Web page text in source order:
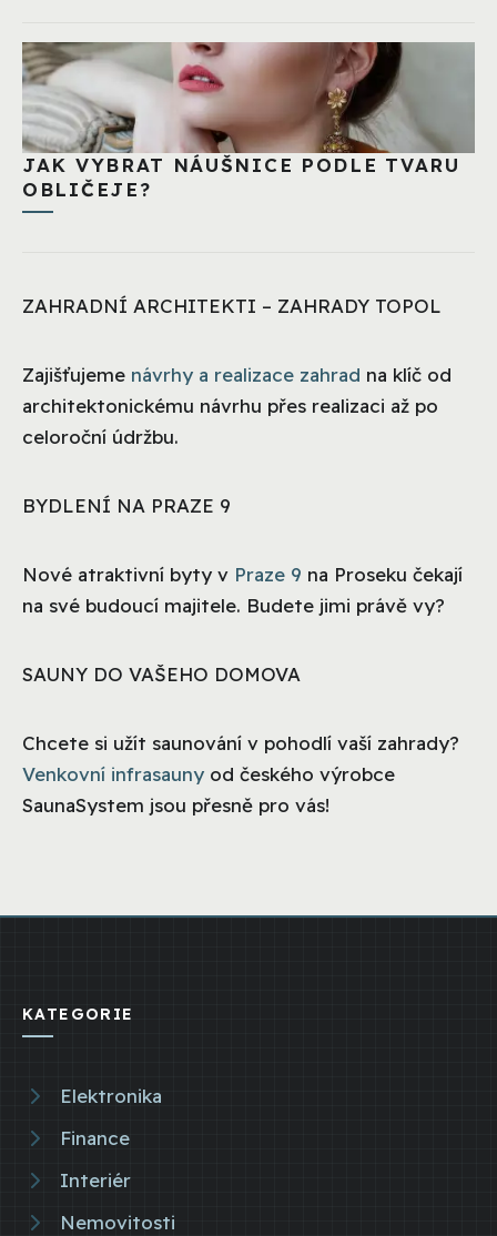
JAK VYBRAT NÁUŠNICE PODLE TVARU
OBLIČEJE?
ZAHRADNÍ ARCHITEKTI – ZAHRADY TOPOL
Zajišťujeme návrhy a realizace zahrad na klíč od
architektonickému návrhu přes realizaci až po
celoroční údržbu.
BYDLENÍ NA PRAZE 9
Nové atraktivní byty v Praze 9 na Proseku čekají
na své budoucí majitele. Budete jimi právě vy?
SAUNY DO VAŠEHO DOMOVA
Chcete si užít saunování v pohodlí vaší zahrady?
Venkovní infrasauny od českého výrobce
SaunaSystem jsou přesně pro vás!
KATEGORIE
Elektronika
Finance
Interiér
Nemovitosti